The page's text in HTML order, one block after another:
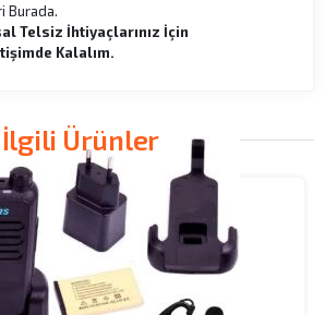
Burada.
Telsiz İhtiyaçlarınız İçin
Kalalım.
İlgili Ürünler